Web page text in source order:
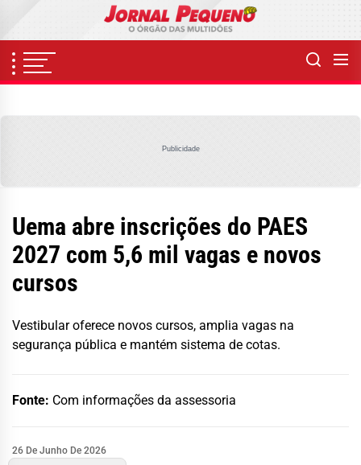
content
Publicidade
Uema abre inscrições do PAES
2027 com 5,6 mil vagas e novos
cursos
Vestibular oferece novos cursos, amplia vagas na
segurança pública e mantém sistema de cotas.
Fonte: Com informações da assessoria
26 De Junho De 2026